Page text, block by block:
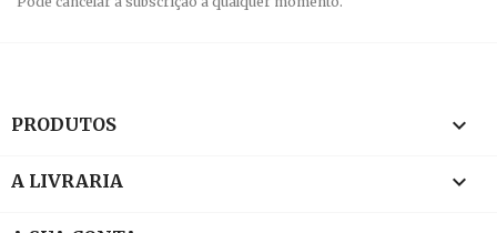
PRODUTOS 
A LIVRARIA 